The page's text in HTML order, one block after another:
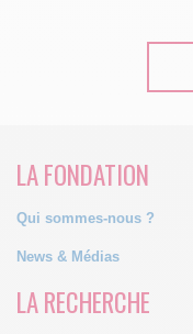
LA FONDATION
Qui sommes-nous ?
News & Médias
LA RECHERCHE